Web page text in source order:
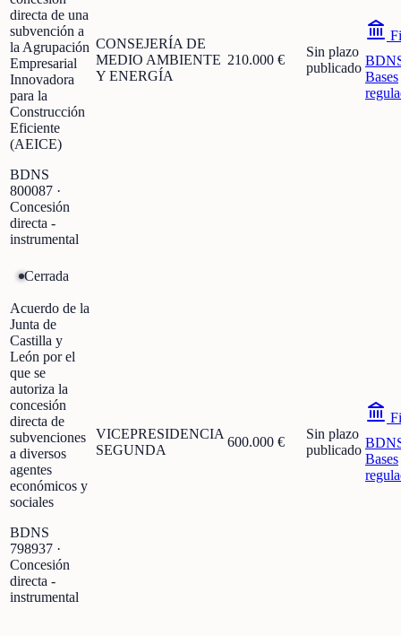
directa de una
subvención a
la Agrupación
Empresarial
Innovadora
para la
Construcción
Eficiente
(AEICE)
BDNS
800087 ·
Concesión
directa -
instrumental
CONSEJERÍA DE
MEDIO AMBIENTE
Y ENERGÍA
210.000 €
Sin plazo
publicado
Bases
Cerrada
Acuerdo de la
Junta de
Castilla y
León por el
que se
autoriza la
concesión
directa de
subvenciones
a diversos
agentes
económicos y
sociales
BDNS
798937 ·
Concesión
directa -
instrumental
VICEPRESIDENCIA
SEGUNDA
600.000 €
Sin plazo
publicado
Bases